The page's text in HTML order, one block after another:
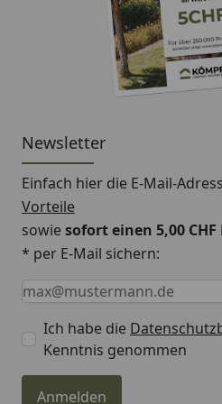
+5°C für Untergrund und
Beige,
Gebindegrößen
Untergrund
Der
muss
Newsletter
Einfach hier die E-Mail-
Vorteile
sowiesofort einen 5,00
* per E-Mail sichern:
Keine Eingabe erforderlich
Eingabe erforderlich
E-Mail *
Ich habe die
Kenntnis genommen
Anmelden